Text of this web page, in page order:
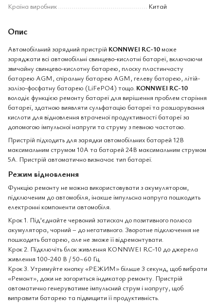
Країна виробник
Китай
Опис
Автомобільний зарядний пристрій KONNWEI RC-10 може
заряджати всі автомобільні свинцево-кислотні батареї, включаючи
звичайну свинцево-кислотну батарею, плоску пластинчасту
батарею AGM, спіральну батарею AGM, гелеву батарею, літій-
залізо-фосфатну батарею (LiFePO4) тощо. KONNWEI RC-10
володіє функцією ремонту батареї для вирішення проблем старіння
батареї, здатною виявляти сульфатацію батареї та розшарування
кислоти для відновлення втраченої продуктивності батареї за
допомогою імпульсної напруги та струму з певною частотою.
Пристрій підходить для зарядки автомобільних батарей 12В
максимальним струмом 10А та батарей 24В максимальним струмом
5А. Пристрій автоматично визначає тип батареї.
Режим відновлення
Функцію ремонту не можна використовувати з акумулятором,
підключеним до автомобіля, інакше імпульсна напруга пошкодить
електронні компоненти автомобіля.
Крок 1. Під’єднайте червоний затискач до позитивного полюса
акумулятора, чорний – до негативного. Зворотне підключення не
пошкодить батарею, але не зможе її відремонтувати.
Крок 2. Підключіть блок живлення KONNWEI RC-10 до джерела
живлення 100-240 В / 50~60 Гц.
Крок 3. Утримуйте кнопку «РЕЖИМ» більше 3 секунд, щоб вибрати
«Ремонт», доки не загориться індикатор ремонту. Пристрій
автоматично генеруватиме імпульсний струм і напругу, щоб
виправити батарею та підвищити її продуктивність.